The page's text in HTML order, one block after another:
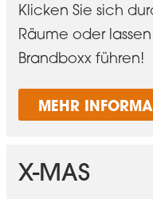
Klicken Sie sich
Räume oder
Brandboxx führen!
MEHR
X-MAS